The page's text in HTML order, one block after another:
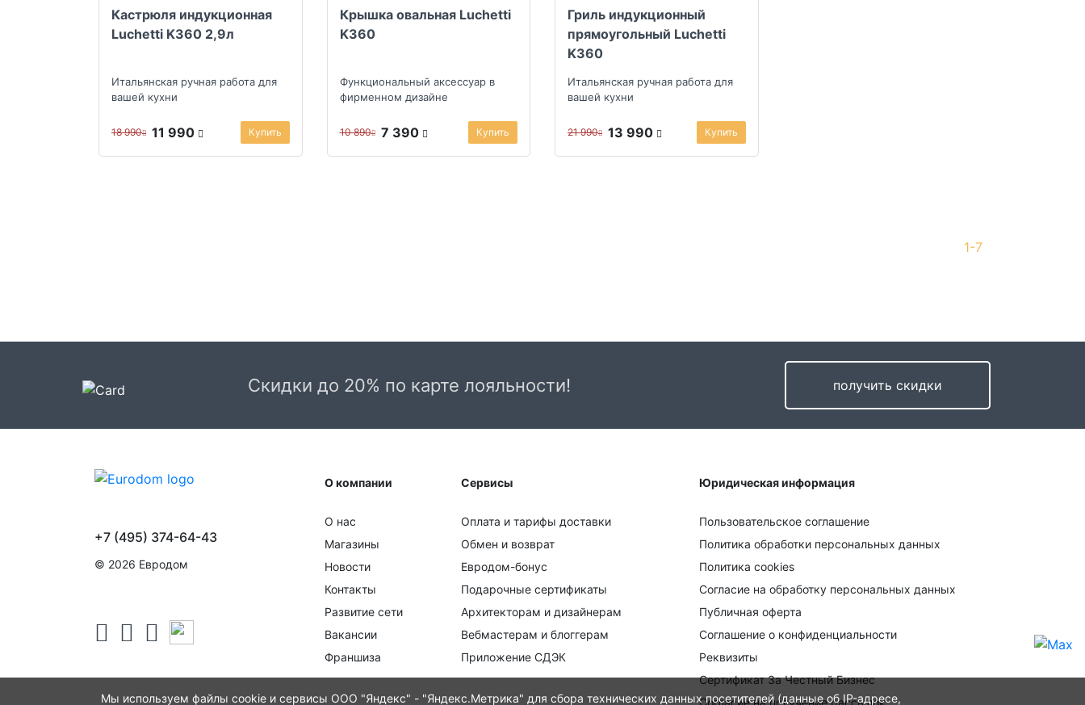
Кастрюля индукционная
Luchetti K360 2,9л
Итальянская ручная работа для
вашей кухни
18 990 11 990 Купить
Крышка овальная Luchetti
K360
Функциональный аксессуар в
фирменном дизайне
10 890 7 390 Купить
Гриль индукционный
прямоугольный Luchetti
K360
Итальянская ручная работа для
вашей кухни
21 990 13 990 Купить
1-7
Скидки до 20% по карте лояльности! получить скидки
О компании
О нас
Магазины
Новости
Контакты
Развитие сети
Вакансии
Франшиза
Сервисы
Оплата и тарифы доставки
Обмен и возврат
Евродом-бонус
Подарочные сертификаты
Архитекторам и дизайнерам
Вебмастерам и блоггерам
Приложение СДЭК
Юридическая информация
Пользовательское соглашение
Политика обработки персональных данных
Политика cookies
Согласие на обработку персональных данных
Публичная оферта
Соглашение о конфиденциальности
Реквизиты
Сертификат За Честный Бизнес
Согласие на получение рассылок
+7 (495) 374-64-43
© 2026 Евродом
Мы используем файлы cookie и сервисы ООО "Яндекс" - "Яндекс.Метрика" для сбора технических данных посетителей (данные об IP-адресе,